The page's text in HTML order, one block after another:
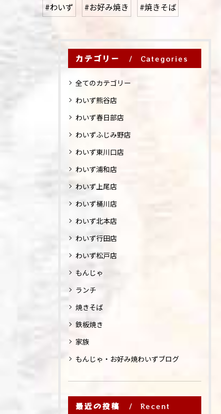
#わいず #お好み焼き #焼きそば
カテゴリー Categories
全てのカテゴリー
わいず熊谷店
わいず春日部店
わいずふじみ野店
わいず東川口店
わいず浦和店
わいず上尾店
わいず桶川店
わいず北本店
わいず行田店
わいず松戸店
もんじゃ
ランチ
焼きそば
鉄板焼き
家族
もんじゃ・お好み焼わいずブログ
最近の投稿
Recent